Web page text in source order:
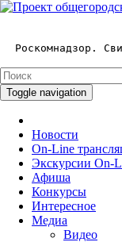
Роскомнадзор.
Toggle navigation
Новости
On-Line
Экскурсии On-
Афиша
Конкурсы
Интересное
Медиа
Видео